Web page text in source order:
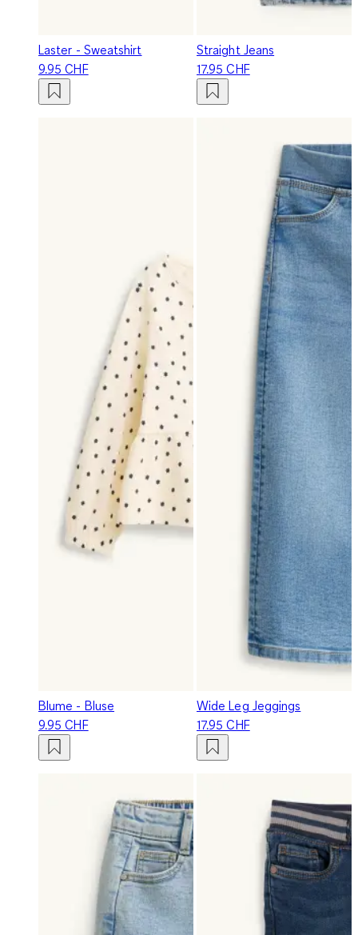
Laster - Sweatshirt
9.95 CHF
Straight Jeans
17.95 CHF
Blume - Bluse
9.95 CHF
Wide Leg Jeggings
17.95 CHF